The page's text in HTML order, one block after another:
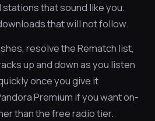
that sound like you.
that will not follow.
resolve the Rematch list,
up and down as you listen
once you give it
Premium if you want on-
than the free radio tier.